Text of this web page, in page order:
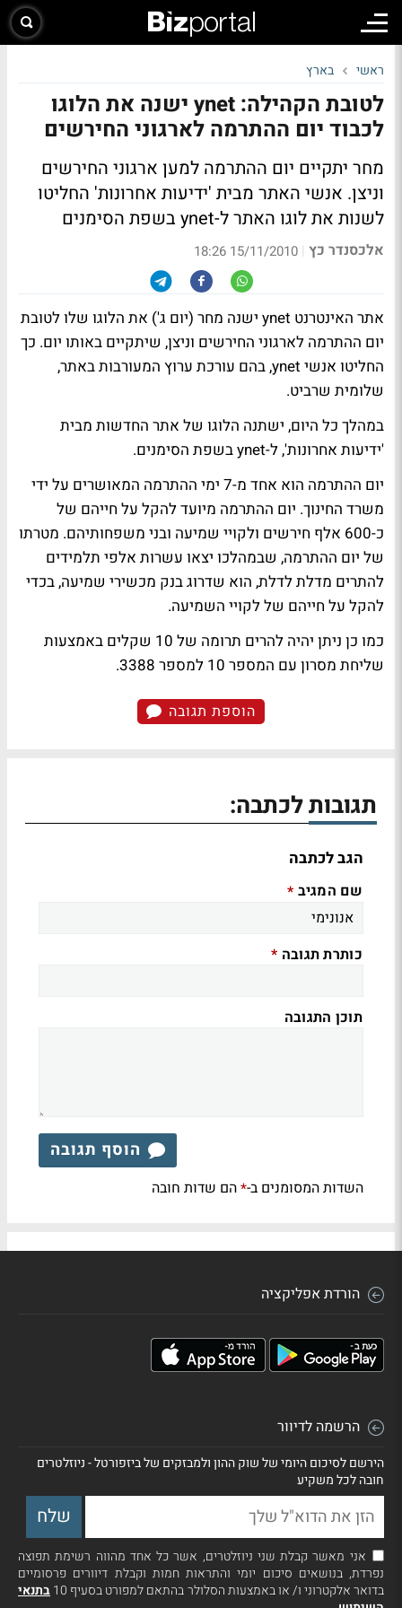
ראשי בארץ
לטובת הקהילה: ynet ישנה את הלוגו
לכבוד יום ההתרמה לארגוני החירשים
מחר יתקיים יום ההתרמה למען ארגוני החירשים
וניצן. אנשי האתר מבית 'ידיעות אחרונות' החליטו
לשנות את לוגו האתר ל-ynet בשפת הסימנים
אלכסנדר כץ |
15/11/2010 18:26
אתר האינטרנט ynet ישנה מחר (יום ג') את הלוגו שלו לטובת
יום ההתרמה לארגוני החירשים וניצן, שיתקיים באותו יום. כך
החליטו אנשי ynet, בהם עורכת ערוץ המעורבות באתר,
שלומית שרביט.
במהלך כל היום, ישתנה הלוגו של אתר החדשות מבית
'ידיעות אחרונות', ל-ynet בשפת הסימנים.
יום ההתרמה הוא אחד מ-7 ימי ההתרמה המאושרים על ידי
משרד החינוך. יום ההתרמה מיועד להקל על חייהם של
כ-600 אלף חירשים ולקויי שמיעה ובני משפחותיהם. מטרתו
של יום ההתרמה, שבמהלכו יצאו עשרות אלפי תלמידים
להתרים מדלת לדלת, הוא שדרוג בנק מכשירי שמיעה, בכדי
להקל על חייהם של לקויי השמיעה.
כמו כן ניתן יהיה להרים תרומה של 10 שקלים באמצעות
שליחת מסרון עם המספר 10 למספר 3388.
הוספת תגובה
תגובות לכתבה:
הגב לכתבה
שם המגיב *
כותרת תגובה *
תוכן התגובה
הוסף תגובה
השדות המסומנים ב-*הם שדות חובה
הורדת אפליקציה
הרשמה לדיוור
הירשם לסיכום היומי של שוק ההון ולמבזקים של ביזפורטל - ניוזלטרים
חובה לכל משקיע
אני מאשר קבלת שני ניוזלטרים, אשר כל אחד מהווה רשימת תפוצה
נפרדת, בנושאים סיכום יומי והתראות חמות וקבלת דיוורים פרסומיים
בדואר אלקטרוני ו/ או באמצעות הסלולר בהתאם למפורט בסעיף 10
בתנאי